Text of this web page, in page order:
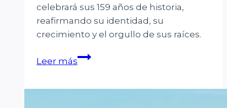
celebrará sus 159 años de historia,
reafirmando su identidad, su
crecimiento y el orgullo de sus raíces.
Leer másCayastá